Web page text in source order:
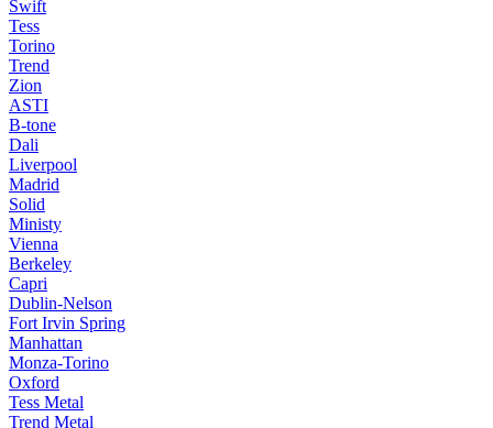
Swift
Tess
Torino
Trend
Zion
ASTI
B-tone
Dali
Liverpool
Madrid
Solid
Ministy
Vienna
Berkeley
Capri
Dublin-Nelson
Fort Irvin Spring
Manhattan
Monza-Torino
Oxford
Tess Metal
Trend Metal